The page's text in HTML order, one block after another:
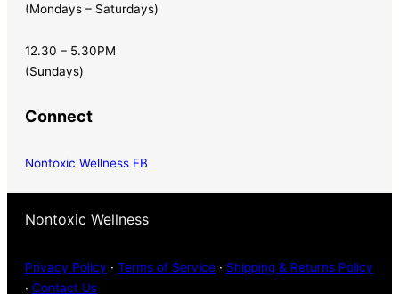
(Mondays – Saturdays)
12.30 – 5.30PM
(Sundays)
Connect
Nontoxic Wellness FB
Nontoxic Wellness
Privacy Policy · Terms of Service · Shipping & Returns Policy
· Contact Us